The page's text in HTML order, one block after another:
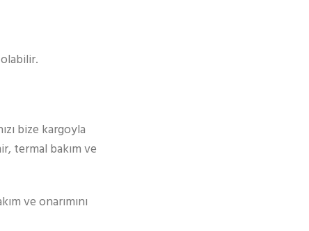
bize kargoyla
termal bakım ve
ve onarımını